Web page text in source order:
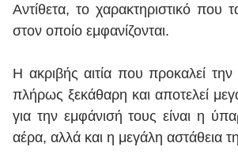
Αντίθετα, το χαρακτηριστικό που
στον οποίο εμφανίζονται.
Η ακριβής αιτία που προκαλεί
πλήρως ξεκάθαρη και αποτελεί
για την εμφάνισή τους είναι η
αέρα, αλλά και η μεγάλη αστάθεια